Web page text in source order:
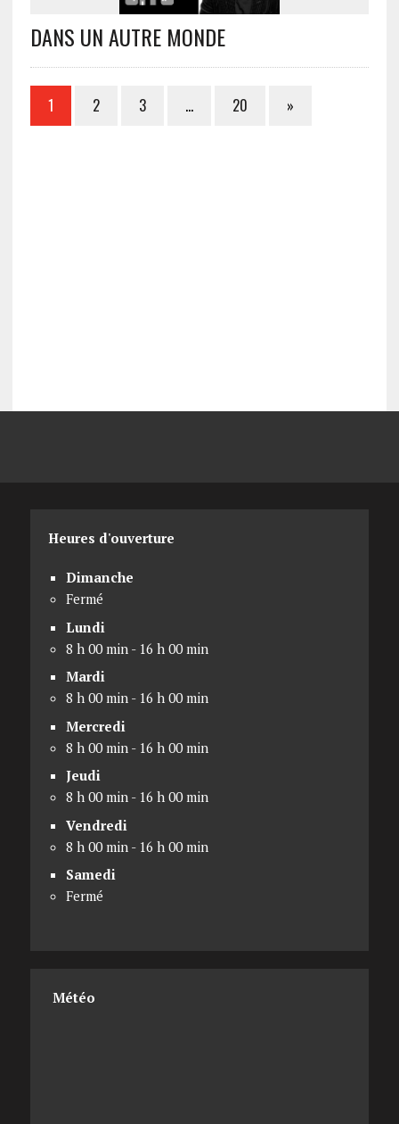
DANS UN AUTRE MONDE
1 2 3 … 20 »
Heures d'ouverture
Dimanche
Fermé
Lundi
8 h 00 min - 16 h 00 min
Mardi
8 h 00 min - 16 h 00 min
Mercredi
8 h 00 min - 16 h 00 min
Jeudi
8 h 00 min - 16 h 00 min
Vendredi
8 h 00 min - 16 h 00 min
Samedi
Fermé
Météo